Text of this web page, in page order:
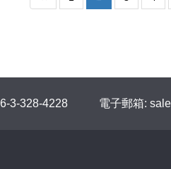
3-328-4228 電子郵箱: